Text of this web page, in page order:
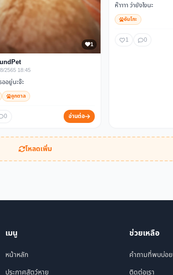
1
2565 18:45
อยู่นะจ๊ะ
ลูกตาล
0 อ่านต่อ
ห๊าาาา ว่ายังไงนะ
อันโกะ
1 0
โหลดเพิ่ม
เมนู
หน้าหลัก
ประกาศสัตว์หาย
ช่วยเหลือ
คำถามที่พบบ่อย
ติดต่อเรา